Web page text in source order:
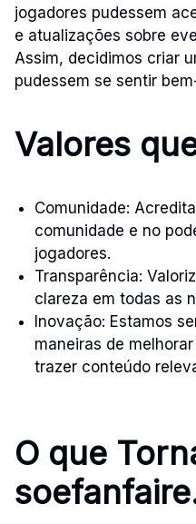
jogadores pudessem
e atualizações sobre
Assim, decidimos criar
pudessem se sentir
Valores
Comunidade:
comunidade e no
jogadores.
Transparência:
clareza em todas as
Inovação: Estamos
maneiras de
trazer conteúdo
O que